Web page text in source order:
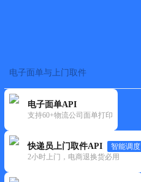
电子面单与上门取件
电子面单API
支持60+物流公司面单打印
快递员上门取件API
智能调度
2小时上门，电商退换货必用
NEW